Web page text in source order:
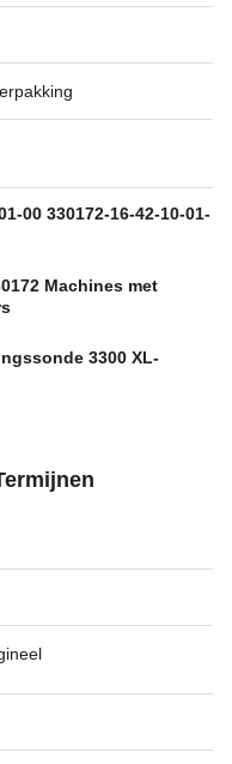
00 330172-16-42-10-01-
Machines met
3300 XL-